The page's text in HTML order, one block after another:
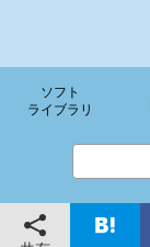
ソフト
ライブラリ